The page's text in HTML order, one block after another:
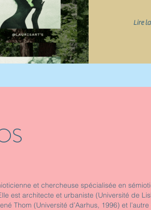
Lire
et chercheuse spécialisée en
est architecte et urbaniste (Université de
Thom (Université d’Aarhus, 1996) et